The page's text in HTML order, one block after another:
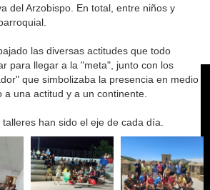
del Arzobispo. En total, entre niños y
las diversas actitudes que todo
para llegar a la "meta", junto con los
que simbolizaba la presencia en medio
una actitud y a un continente.
han sido el eje de cada día.